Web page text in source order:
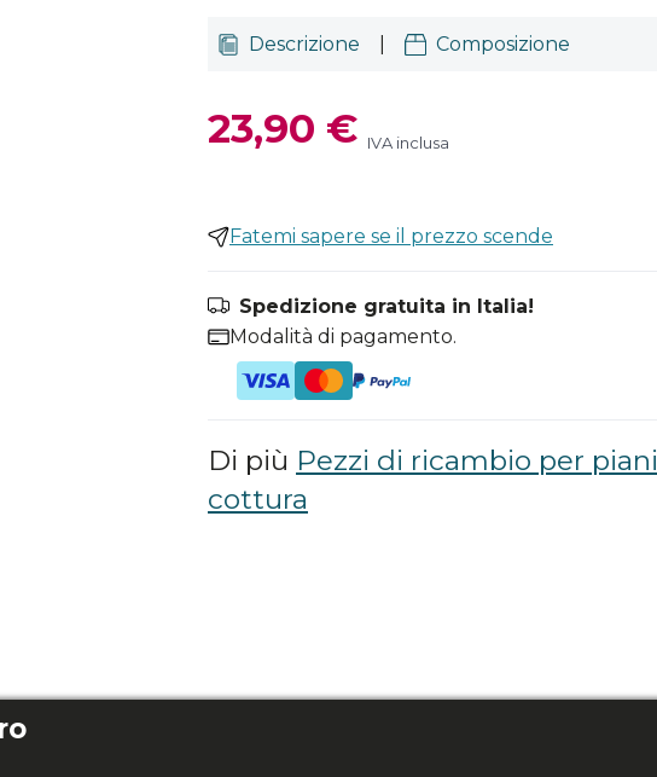
Descrizione Composizione
23,90 € IVA inclusa
Fatemi sapere se il prezzo scende
Spedizione gratuita in Italia!
Modalità di pagamento.
Di più Pezzi di ricambio per piani
cottura